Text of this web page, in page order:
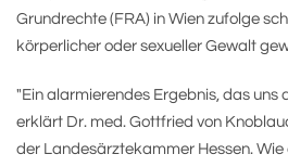
Grundrechte (FRA) in Wien zufolge
körperlicher oder sexueller Gewalt
"Ein alarmierendes Ergebnis, das uns
erklärt Dr. med. Gottfried von
der Landesärztekammer Hessen.